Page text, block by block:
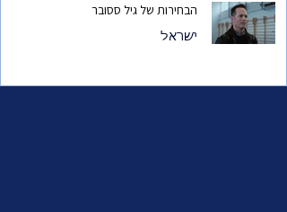
הבחירות של גיל ססובר
ישראל